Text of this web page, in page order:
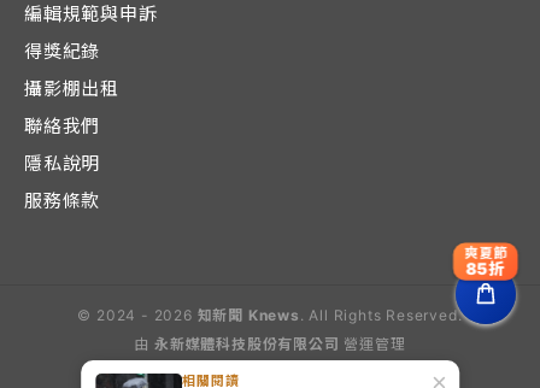
相關閱讀
編輯規範與申訴
得獎紀錄
攝影棚出租
聯絡我們
隱私說明
服務條款
© 2024 - 2026 知新聞 Knews . All Rights Reserved.
由 永新媒體科技股份有限公司 營運管理
爽夏節
85折